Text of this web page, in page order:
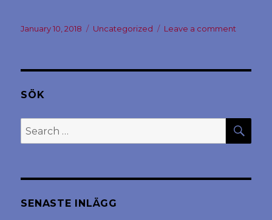
Posted
January 10, 2018 Categories
Uncategorized Leave a comment
SÖK
Search
for:
SENASTE INLÄGG